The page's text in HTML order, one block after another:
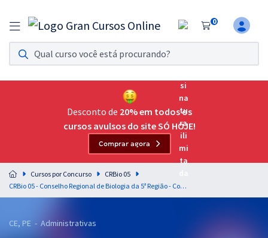
0
Assinatura Ilimitada 11
Acesso a todos os cursos. Teste grátis por 7 dias!
Assinatura OAB Até Passar
Acesso ilimitado a toda preparação para o Exame da
Residências Multiprofissionais
Preparação completa e intensiva para as principais
residências em saúde do Brasil
Desconto de 20% em todos os
cursos avulsos do site SÓ HOJE!
Comprar agora
Cursos por Concurso
CRBio 05
CRBio 05 - Conselho Regional de Biologia da 5ª Região - Conhecimentos Específicos para o Cargo de Assistente Administrativo
CE, PE - Administrativas